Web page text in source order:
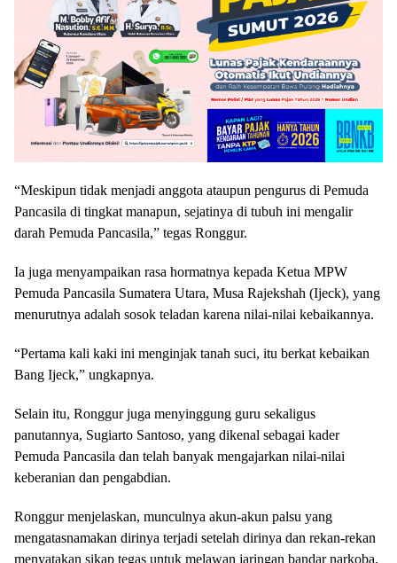
“Meskipun tidak menjadi anggota ataupun pengurus di Pemuda
Pancasila di tingkat manapun, sejatinya di tubuh ini mengalir
darah Pemuda Pancasila,” tegas Ronggur.
Ia juga menyampaikan rasa hormatnya kepada Ketua MPW
Pemuda Pancasila Sumatera Utara, Musa Rajekshah (Ijeck), yang
menurutnya adalah sosok teladan karena nilai-nilai kebaikannya.
“Pertama kali kaki ini menginjak tanah suci, itu berkat kebaikan
Bang Ijeck,” ungkapnya.
Selain itu, Ronggur juga menyinggung guru sekaligus
panutannya, Sugiarto Santoso, yang dikenal sebagai kader
Pemuda Pancasila dan telah banyak mengajarkan nilai-nilai
keberanian dan pengabdian.
Ronggur menjelaskan, munculnya akun-akun palsu yang
mengatasnamakan dirinya terjadi setelah dirinya dan rekan-rekan
menyatakan sikap tegas untuk melawan jaringan bandar narkoba.